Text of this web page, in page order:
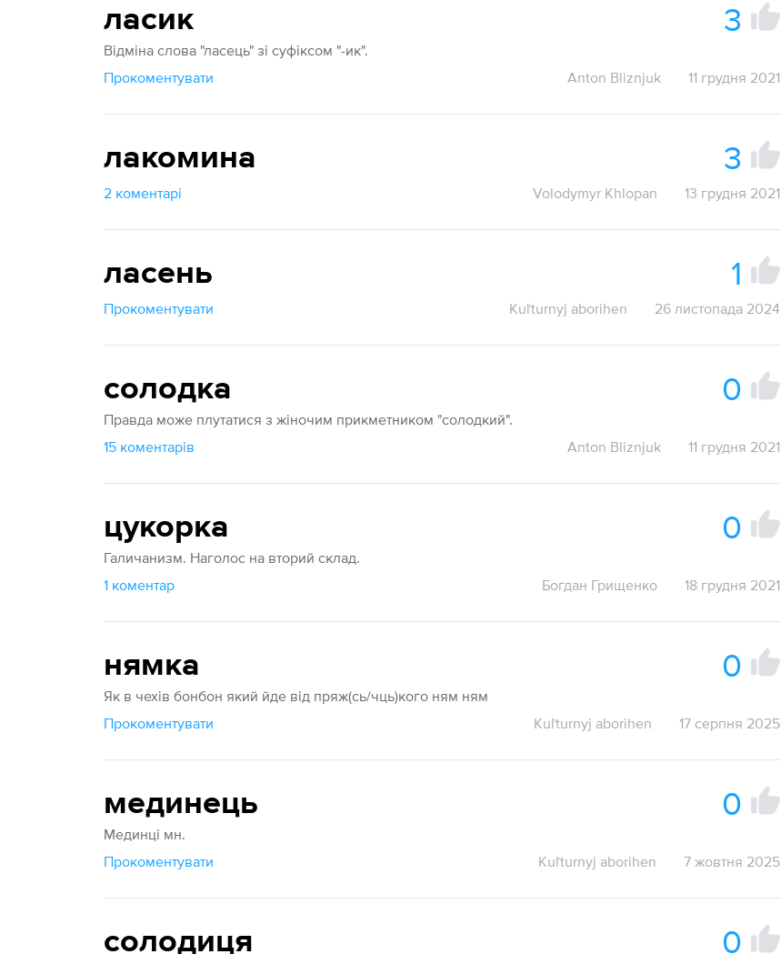
ласик 3
Відміна слова "ласець" зі суфіксом "-ик".
Прокоментувати
Anton Bliznjuk 11 грудня 2021
лакомина 3
2 коментарі Volodymyr Khlopan 13 грудня 2021
ласень 1
Прокоментувати Kuľturnyj aborihen 26 листопада 2024
солодка 0
Правда може плутатися з жіночим прикметником "солодкий".
15 коментарів
Anton Bliznjuk 11 грудня 2021
цукорка 0
Галичанизм. Наголос на вторий склад.
1 коментар
Богдан Грищенко 18 грудня 2021
нямка 0
Як в чехів бонбон який йде від пряж(сь/чць)кого ням ням
Прокоментувати
Kuľturnyj aborihen 17 серпня 2025
мединець 0
Мединці мн.
Прокоментувати
Kuľturnyj aborihen 7 жовтня 2025
солодиця 0